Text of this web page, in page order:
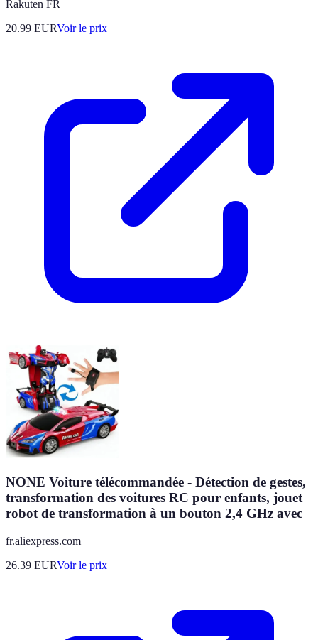
Rakuten FR
20.99 EURVoir le prix
NONE Voiture télécommandée - Détection de gestes,
transformation des voitures RC pour enfants, jouet
robot de transformation à un bouton 2,4 GHz avec
fr.aliexpress.com
26.39 EURVoir le prix